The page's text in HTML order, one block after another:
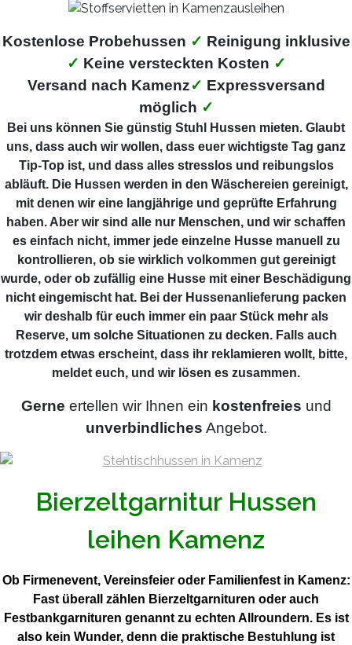
Kostenlose Probehussen ✓ Reinigung inklusive
✓ Keine versteckten Kosten ✓
Versand nach Kamenz✓ Expressversand
möglich ✓
Bei uns können Sie günstig Stuhl Hussen mieten. Glaubt
uns, dass auch wir wollen, dass euer wichtigste Tag ganz
Tip-Top ist, und dass alles stresslos und reibungslos
abläuft. Die Hussen werden in den Wäschereien gereinigt,
mit denen wir eine langjährige und geprüfte Erfahrung
haben. Aber wir sind alle nur Menschen, und wir schaffen
es einfach nicht, immer jede einzelne Husse manuell zu
kontrollieren, ob sie wirklich volkommen gut gereinigt
wurde, oder ob zufällig eine Husse mit einer Beschädigung
nicht eingemischt hat. Bei der Hussenanlieferung packen
wir deshalb für euch immer ein paar Stück mehr als
Reserve, um solche Situationen zu decken. Falls auch
trotzdem etwas erscheint, dass ihr reklamieren wollt, bitte,
meldet euch, und wir lösen es zusammen.
Gerne ertellen wir Ihnen ein kostenfreies und
unverbindliches Angebot.
Bierzeltgarnitur Hussen
leihen Kamenz
Ob Firmenevent, Vereinsfeier oder Familienfest in Kamenz:
Fast überall zählen Bierzeltgarnituren oder auch
Festbankgarnituren genannt zu echten Allroundern. Es ist
also kein Wunder, denn die praktische Bestuhlung ist